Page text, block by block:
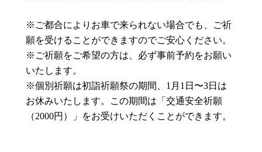
※ご都合によりお車で来られない場合でも、ご祈
願を受けることができますのでご安心ください。
※ご祈願をご希望の方は、必ず事前予約をお願い
いたします。
※個別祈願は初詣祈願祭の期間、1月1日〜3日は
お休みいたします。この期間は「交通安全祈願
（2000円）」をお受けいただくことができます。